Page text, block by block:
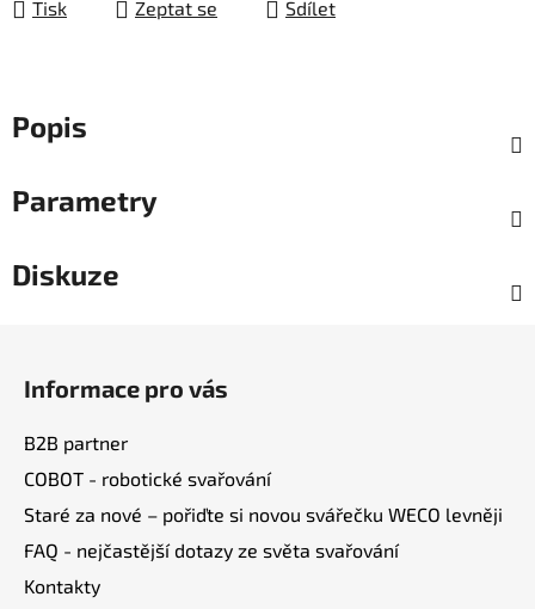
Tisk Zeptat se Sdílet
Popis
Parametry
Diskuze
Informace pro vás
B2B partner
COBOT - robotické svařování
Staré za nové – pořiďte si novou svářečku WECO levněji
FAQ - nejčastější dotazy ze světa svařování
Kontakty